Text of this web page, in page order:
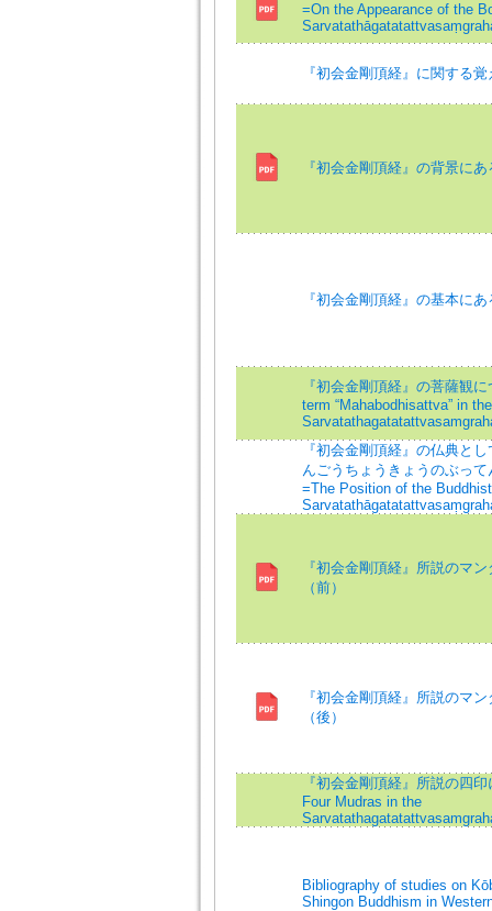
=On the Appearance of the
『初会金剛頂経』に関する覚
『初会金剛頂経』の背景に
『初会金剛頂経』の基本に
『初会金剛頂経』の菩薩観
term “Mahabodhisattva” in the
『初会金剛頂経』の仏典と
んごうちょうきょうのぶっ
=The Position of the
『初会金剛頂経』所説のマ
（前）
『初会金剛頂経』所説のマ
（後）
『初会金剛頂経』所説の四
Four Mudras in the
Bibliography of studies on
Shingon Buddhism in